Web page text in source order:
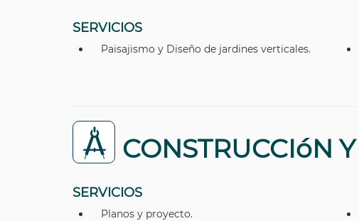
SERVICIOS
Paisajismo y Diseño de jardines verticales.
CONSTRUCCIóN
SERVICIOS
Planos y proyecto.